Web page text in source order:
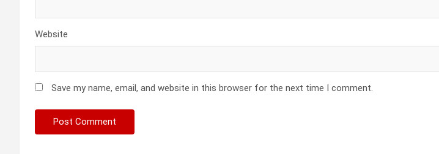
Website
Save my name, email, and website in this browser for the next time I comment.